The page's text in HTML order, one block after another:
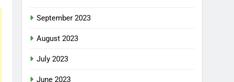
September 2023
August 2023
July 2023
June 2023